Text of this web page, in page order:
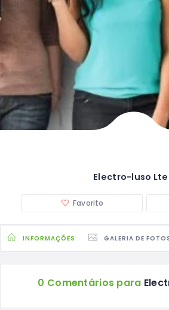
Electro-luso
Favorito
INFORMAÇÕES GALERIA DE
0 Comentários para